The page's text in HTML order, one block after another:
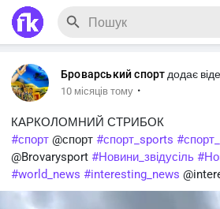
Броварський спорт додає
10 місяців тому ·
КАРКОЛОМНИЙ СТРИБОК
#спорт @спорт #спорт_sports
@Brovarysport #Новини_звідусіль
#world_news #interesting_news